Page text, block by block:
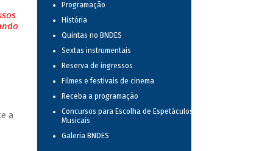
a
Programação
História
Quintas no BNDES
Sextas instrumentais
Reserva de ingressos
Filmes e festivais de cinema
Receba a programação
Concursos para Escolha de Espetáculos
Musicais
Galeria BNDES